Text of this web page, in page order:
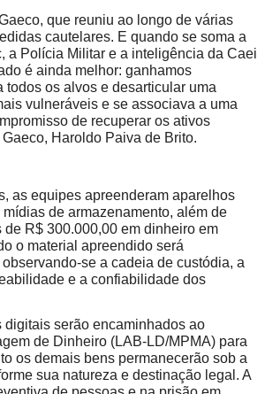
que reuniu ao longo de várias
cautelares. E quando se soma a
a Polícia Militar e a inteligência da Caei
é ainda melhor: ganhamos
os alvos e desarticular uma
vulneráveis e se associava a uma
de recuperar os ativos
Haroldo Paiva de Brito.
as equipes apreenderam aparelhos
de armazenamento, além de
R$ 300.000,00 em dinheiro em
o material apreendido será
se a cadeia de custódia, a
e a confiabilidade dos
serão encaminhados ao
de Dinheiro (LAB-LD/MPMA) para
os demais bens permanecerão sob a
sua natureza e destinação legal. A